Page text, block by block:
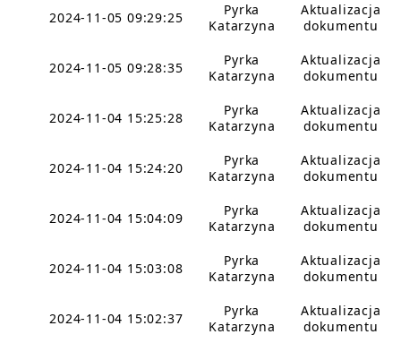
2024-11-05 09:29:25
Pyrka
Katarzyna
Aktualizacja
dokumentu
2024-11-05 09:28:35
Pyrka
Katarzyna
Aktualizacja
dokumentu
2024-11-04 15:25:28
Pyrka
Katarzyna
Aktualizacja
dokumentu
2024-11-04 15:24:20
Pyrka
Katarzyna
Aktualizacja
dokumentu
2024-11-04 15:04:09
Pyrka
Katarzyna
Aktualizacja
dokumentu
2024-11-04 15:03:08
Pyrka
Katarzyna
Aktualizacja
dokumentu
2024-11-04 15:02:37
Pyrka
Katarzyna
Aktualizacja
dokumentu